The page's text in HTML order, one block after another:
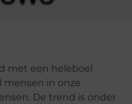
met een heleboel
mensen in onze
De trend is onder